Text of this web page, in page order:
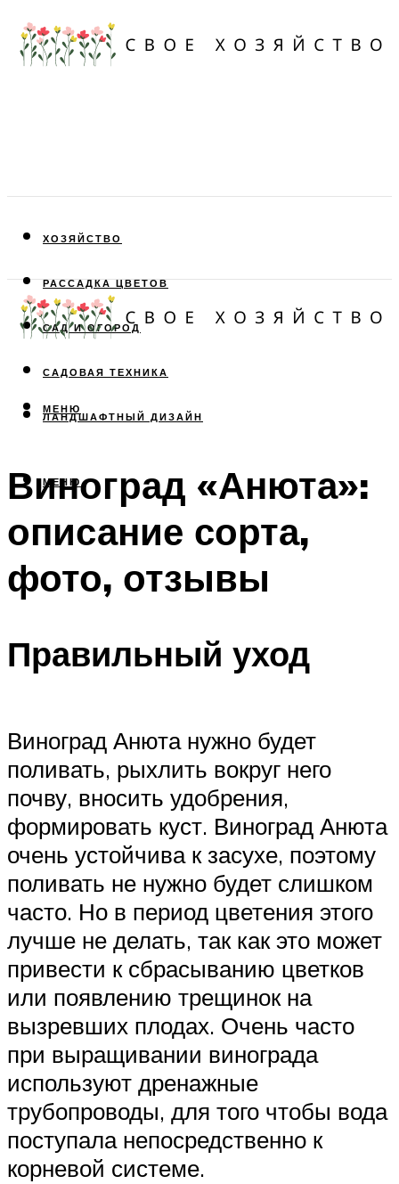
ХОЗЯЙСТВО
РАССАДКА ЦВЕТОВ
САД И ОГОРОД
САДОВАЯ ТЕХНИКА
ЛАНДШАФТНЫЙ ДИЗАЙН
МЕНЮ
МЕНЮ
Виноград «Анюта»:
описание сорта,
фото, отзывы
Правильный уход
Виноград Анюта нужно будет
поливать, рыхлить вокруг него
почву, вносить удобрения,
формировать куст. Виноград Анюта
очень устойчива к засухе, поэтому
поливать не нужно будет слишком
часто. Но в период цветения этого
лучше не делать, так как это может
привести к сбрасыванию цветков
или появлению трещинок на
вызревших плодах. Очень часто
при выращивании винограда
используют дренажные
трубопроводы, для того чтобы вода
поступала непосредственно к
корневой системе.